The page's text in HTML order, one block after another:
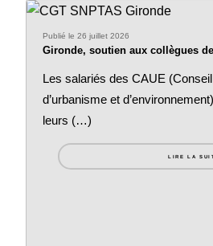
Publié le 26 juillet 2026
Gironde, soutien aux collègues
Les salariés des CAUE (Conseil
d’urbanisme et
leurs (…)
LIRE LA